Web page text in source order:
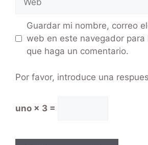
Guardar mi nombre, correo
web en este navegador para
que haga un comentario.
Por favor, introduce una
uno × 3 =